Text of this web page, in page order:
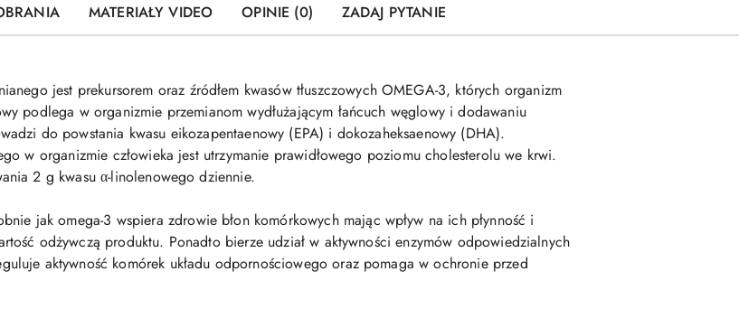
MATERIAŁY VIDEO OPINIE (0) ZADAJ PYTANIE
jest prekursorem oraz źródłem kwasów tłuszczowych OMEGA-3, których organizm
podlega w organizmie przemianom wydłużającym łańcuch węglowy i dodawaniu
do powstania kwasu eikozapentaenowy (EPA) i dokozaheksaenowy (DHA).
w organizmie człowieka jest utrzymanie prawidłowego poziomu cholesterolu we krwi.
2 g kwasu α-linolenowego dziennie.
jak omega-3 wspiera zdrowie błon komórkowych mając wpływ na ich płynność i
odżywczą produktu. Ponadto bierze udział w aktywności enzymów odpowiedzialnych
aktywność komórek układu odpornościowego oraz pomaga w ochronie przed